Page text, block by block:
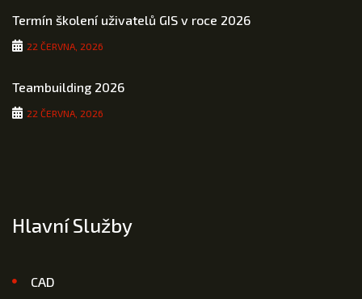
Termín školení uživatelů GIS v roce 2026
22 ČERVNA, 2026
Teambuilding 2026
22 ČERVNA, 2026
Hlavní Služby
CAD